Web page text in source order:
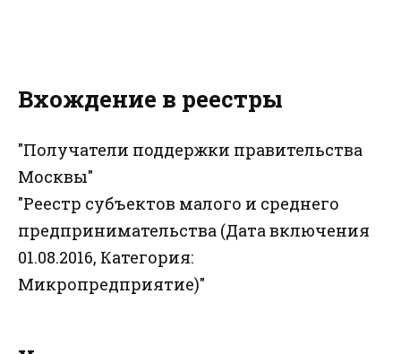
Вхождение в реестры
"Получатели поддержки правительства
Москвы"
"Реестр субъектов малого и среднего
предпринимательства (Дата включения
01.08.2016, Категория:
Микропредприятие)"